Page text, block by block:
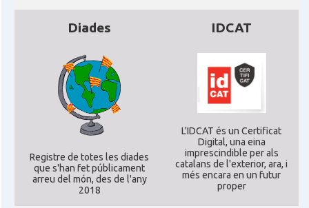
Consolat Consolat general a London
Ambaixada
Ambaixada espanyola a Regne Unit
* + ambaixades i consolats
Diades
Registre de totes les diades
que s'han fet públicament
arreu del món, des de l'any
2018
IDCAT
L'IDCAT és un Certificat
Digital, una eina
imprescindible per als
catalans de l'exterior, ara, i
més encara en un futur
proper